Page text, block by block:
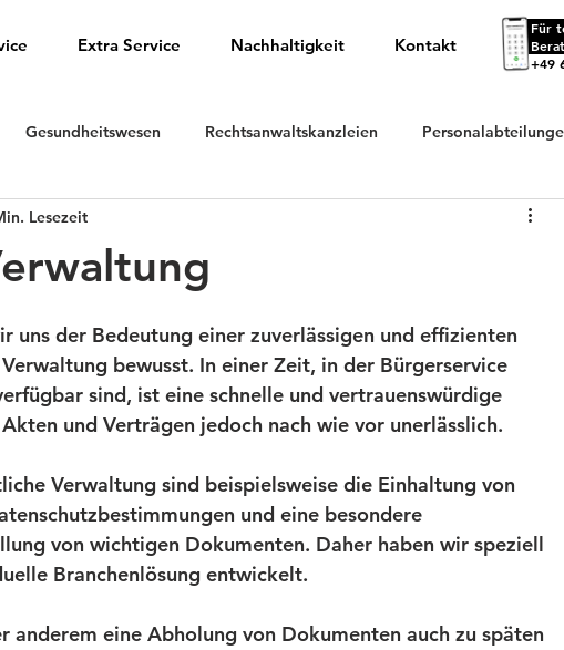
Für
.
+49
Extra Service Nachhaltigkeit Kontakt
Gesundheitswesen Rechtsanwaltskanzleien
Veranstaltungsorganisation
Öffentliche Verwaltung
Lesezeit
uns der Bedeutung einer zuverlässigen und effizienten
bewusst. In einer Zeit, in der Bürgerservice
sind, ist eine schnelle und vertrauenswürdige
und Verträgen jedoch nach wie vor unerlässlich.
Verwaltung sind beispielsweise die Einhaltung von
und eine besondere
von wichtigen Dokumenten. Daher haben wir speziell
Branchenlösung entwickelt.
anderem eine Abholung von Dokumenten auch zu späten